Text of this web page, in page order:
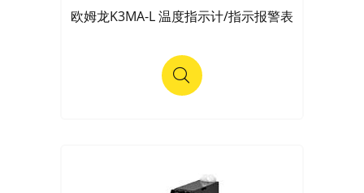
欧姆龙K3MA-L 温度指示计/指示报警表